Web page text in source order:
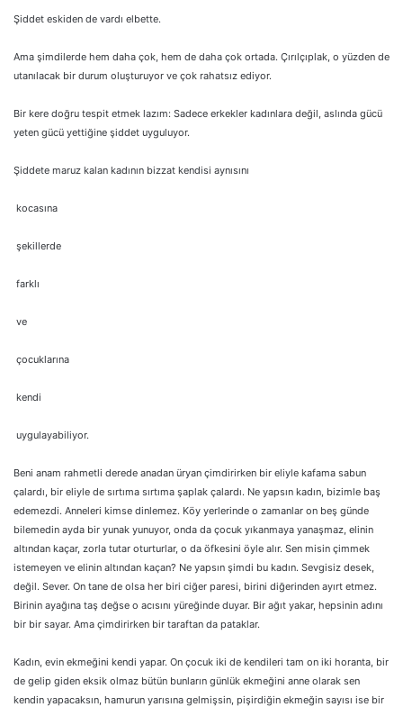
Şiddet eskiden de vardı elbette.
Ama şimdilerde hem daha çok, hem de daha çok ortada. Çırılçıplak, o yüzden de
utanılacak bir durum oluşturuyor ve çok rahatsız ediyor.
Bir kere doğru tespit etmek lazım: Sadece erkekler kadınlara değil, aslında gücü
yeten gücü yettiğine şiddet uyguluyor.
Şiddete maruz kalan kadının bizzat kendisi aynısını
kocasına
şekillerde
farklı
ve
çocuklarına
kendi
uygulayabiliyor.
Beni anam rahmetli derede anadan üryan çimdirirken bir eliyle kafama sabun
çalardı, bir eliyle de sırtıma sırtıma şaplak çalardı. Ne yapsın kadın, bizimle baş
edemezdi. Anneleri kimse dinlemez. Köy yerlerinde o zamanlar on beş günde
bilemedin ayda bir yunak yunuyor, onda da çocuk yıkanmaya yanaşmaz, elinin
altından kaçar, zorla tutar oturturlar, o da öfkesini öyle alır. Sen misin çimmek
istemeyen ve elinin altından kaçan? Ne yapsın şimdi bu kadın. Sevgisiz desek,
değil. Sever. On tane de olsa her biri ciğer paresi, birini diğerinden ayırt etmez.
Birinin ayağına taş değse o acısını yüreğinde duyar. Bir ağıt yakar, hepsinin adını
bir bir sayar. Ama çimdirirken bir taraftan da pataklar.
Kadın, evin ekmeğini kendi yapar. On çocuk iki de kendileri tam on iki horanta, bir
de gelip giden eksik olmaz bütün bunların günlük ekmeğini anne olarak sen
kendin yapacaksın, hamurun yarısına gelmişsin, pişirdiğin ekmeğin sayısı ise bir